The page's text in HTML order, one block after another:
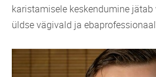
karistamisele keskendumine
üldse vägivald ja